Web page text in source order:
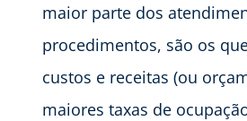
maior parte dos
procedimentos, são os
custos e receitas (ou
maiores taxas de